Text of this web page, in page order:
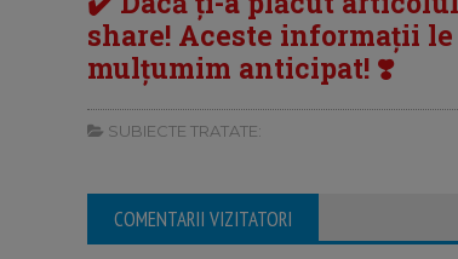
share! Aceste informații
mulțumim anticipat! ❣️
SUBIECTE TRATATE:
COMENTARII VIZITATORI